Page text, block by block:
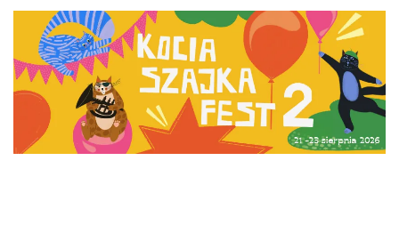
Towarzystwa Fotograficznego
Cieszyn
2026-08-07
1.60 km